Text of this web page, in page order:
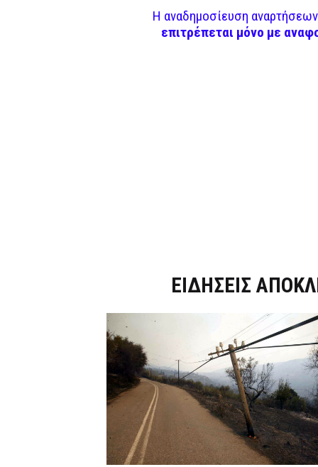
Η αναδημοσίευση
επιτρέπεται μόνο με
ΕΙΔΗΣΕΙΣ